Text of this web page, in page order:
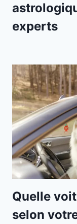
experts
Quelle
selon